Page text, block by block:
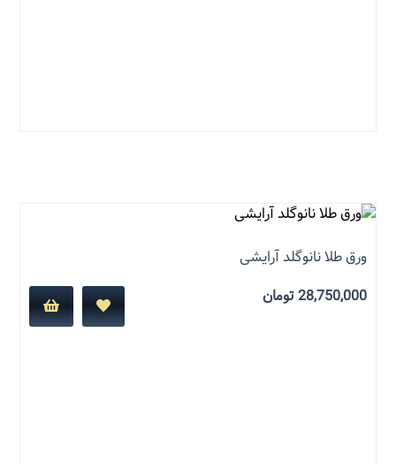
ورق طلا نانوگلد آرایشی
28,750,000تومان